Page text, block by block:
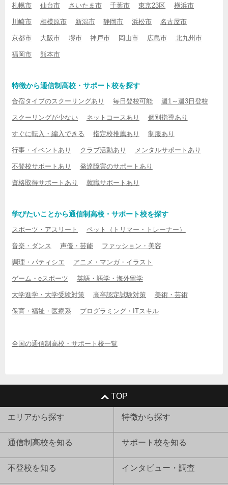
札幌市 仙台市 さいたま市 千葉市 東京23区 横浜市
川崎市 相模原市 新潟市 静岡市 浜松市 名古屋市
京都市 大阪市 堺市 神戸市 岡山市 広島市 北九州市
福岡市 熊本市
特徴から通信制高校・サポート校を探す
合宿タイプのスクーリングあり 毎日登校可能 週1～週3日登校
スクーリングが少ない ネットコースあり 個別指導あり
すぐに転入・編入できる 指定校推薦あり 制服あり
行事・イベントあり クラブ活動あり メンタルサポートあり
不登校サポートあり 発達障害のサポートあり
資格取得サポートあり 就職サポートあり
学びたいことから通信制高校・サポート校を探す
スポーツ・アスリート ペット（トリマー・トレーナー）
音楽・ダンス 声優・芸能 ファッション・美容
調理・パティシエ アニメ・マンガ・イラスト
ゲーム・eスポーツ 英語・語学・海外留学
大学進学・大学受験対策 高卒認定試験対策 美術・芸術
保育・福祉・医療系 プログラミング・ITスキル
全国の通信制高校・サポート校一覧
TOP
エリアから探す 特徴から探す
通信制高校を知る サポート校を知る
不登校を知る インタビュー・調査